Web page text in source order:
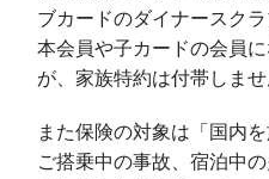
ブカードのダイナースク
本会員や子カードの会員
が、家族特約は付帯しませ
また保険の対象は「国内
ご搭乗中の事故、宿泊中